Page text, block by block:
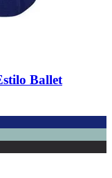
Ballet